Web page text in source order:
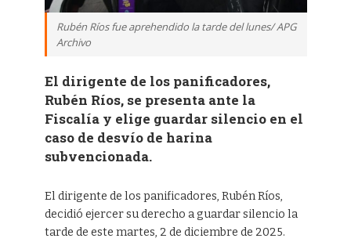
Rubén Ríos fue aprehendido la tarde del lunes/ APG
Archivo
El dirigente de los panificadores,
Rubén Ríos, se presenta ante la
Fiscalía y elige guardar silencio en el
caso de desvío de harina
subvencionada.
El dirigente de los panificadores, Rubén Ríos,
decidió ejercer su derecho a guardar silencio la
tarde de este martes, 2 de diciembre de 2025.